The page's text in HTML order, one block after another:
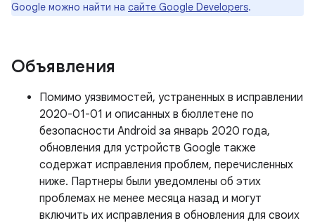
Google можно найти на сайте Google Developers.
Объявления
Помимо уязвимостей, устраненных в исправлении
2020-01-01 и описанных в бюллетене по
безопасности Android за январь 2020 года,
обновления для устройств Google также
содержат исправления проблем, перечисленных
ниже. Партнеры были уведомлены об этих
проблемах не менее месяца назад и могут
включить их исправления в обновления для своих